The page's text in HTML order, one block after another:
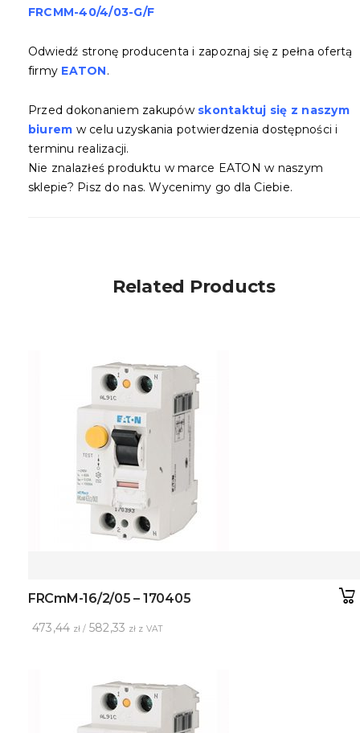
FRCMM-40/4/03-G/F
Odwiedź stronę producenta i zapoznaj się z pełna ofertą
firmy EATON.
Przed dokonaniem zakupów skontaktuj się z naszym
biurem w celu uzyskania potwierdzenia dostępności i
terminu realizacji.
Nie znalazłeś produktu w marce EATON w naszym
sklepie? Pisz do nas. Wycenimy go dla Ciebie.
Related Products
FRCmM-16/2/05 – 170405
473,44 zł / 582,33 zł z VAT